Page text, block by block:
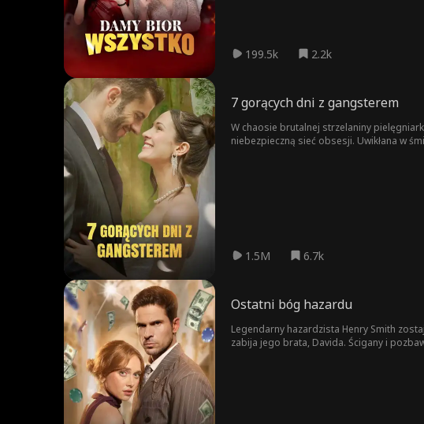
199.5k 2.2k
7 gorących dni z gangsterem
W chaosie brutalnej strzelaniny
niebezpieczną sieć obsesji. Uwikłana w
1.5M 6.7k
Ostatni bóg hazardu
Legendarny hazardzista Henry Smith
zabija jego brata, Davida. Ścigany i